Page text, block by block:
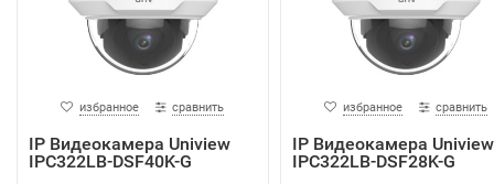
избранное сравнить
IP Видеокамера Uniview
IPC322LB-DSF40K-G
избранное сравнить
IP Видеокамера Uniview
IPC322LB-DSF28K-G